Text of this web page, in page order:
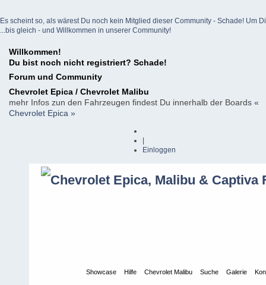
Es scheint so, als wärest Du noch kein Mitglied dieser Community - Schade! Um
...bis gleich - und Willkommen in unserer Community!
Willkommen!
Du bist noch nicht registriert? Schade!
Forum und Community
Chevrolet Epica / Chevrolet Malibu
mehr Infos zun den Fahrzeugen findest Du innerhalb der Boards «
Chevrolet Epica »
Einloggen
Showcase Hilfe Chevrolet Malibu Suche Galerie